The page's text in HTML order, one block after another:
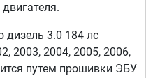
3.0 184 лс
2003, 2004, 2005, 2006,
путем прошивки ЭБУ